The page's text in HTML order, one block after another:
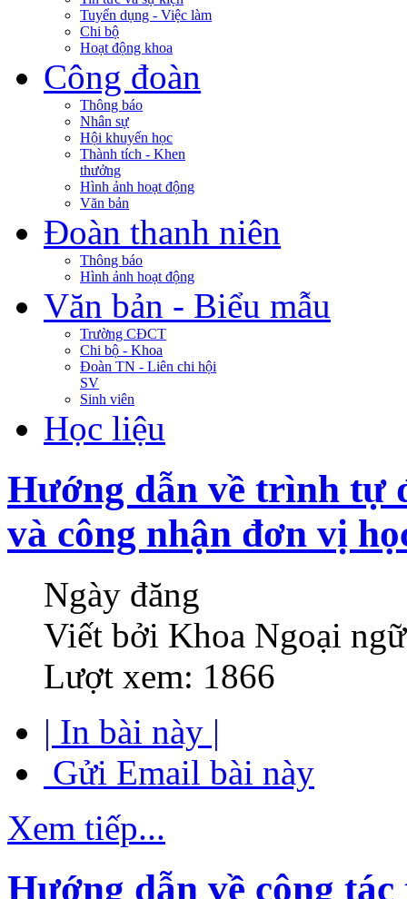
Tuyển dụng - Việc làm
Chi bộ
Hoạt động khoa
Công đoàn
Thông báo
Nhân sự
Hội khuyến học
Thành tích - Khen
thưởng
Hình ảnh hoạt động
Văn bản
Đoàn thanh niên
Thông báo
Hình ảnh hoạt động
Văn bản - Biểu mẫu
Trường CĐCT
Chi bộ - Khoa
Đoàn TN - Liên chi hội
SV
Sinh viên
Học liệu
Hướng dẫn về trình tự
và công nhận đơn vị
Ngày đăng
Viết bởi Khoa Ngoại ngữ
Lượt xem: 1866
| In bài này |
Gửi Email bài này
Xem tiếp...
Hướng dẫn về công